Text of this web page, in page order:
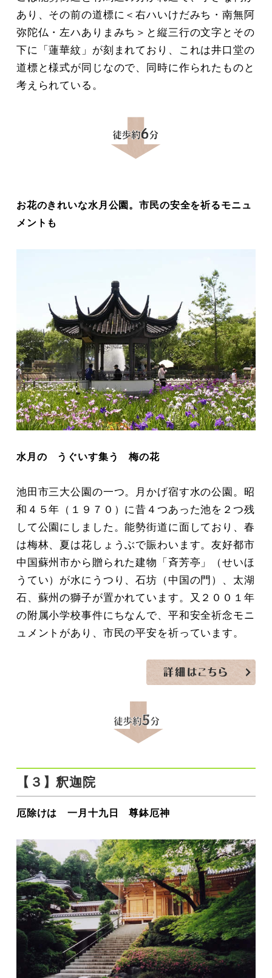
あり、その前の道標に＜右ハいけだみち・南無阿
弥陀仏・左ハありまみち＞と縦三行の文字とその
下に「蓮華紋」が刻まれており、これは井口堂の
道標と様式が同じなので、同時に作られたものと
考えられている。
お花のきれいな水月公園。市民の安全を祈るモニュ
メントも
水月の うぐいす集う 梅の花
池田市三大公園の一つ。月かげ宿す水の公園。昭
和４５年（１９７０）に昔４つあった池を２つ残
して公園にしました。能勢街道に面しており、春
は梅林、夏は花しょうぶで賑わいます。友好都市
中国蘇州市から贈られた建物「斉芳亭」（せいほ
うてい）が水にうつり、石坊（中国の門）、太湖
石、蘇州の獅子が置かれています。又２００１年
の附属小学校事件にちなんで、平和安全祈念モニ
ュメントがあり、市民の平安を祈っています。
【３】釈迦院
厄除けは 一月十九日 尊鉢厄神